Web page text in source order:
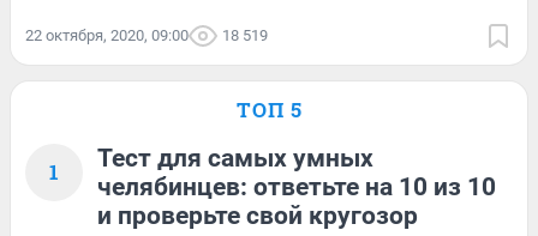
22 октября, 2020, 09:00 18 519
ТОП 5
1
Тест для самых умных
челябинцев: ответьте на 10 из 10
и проверьте свой кругозор